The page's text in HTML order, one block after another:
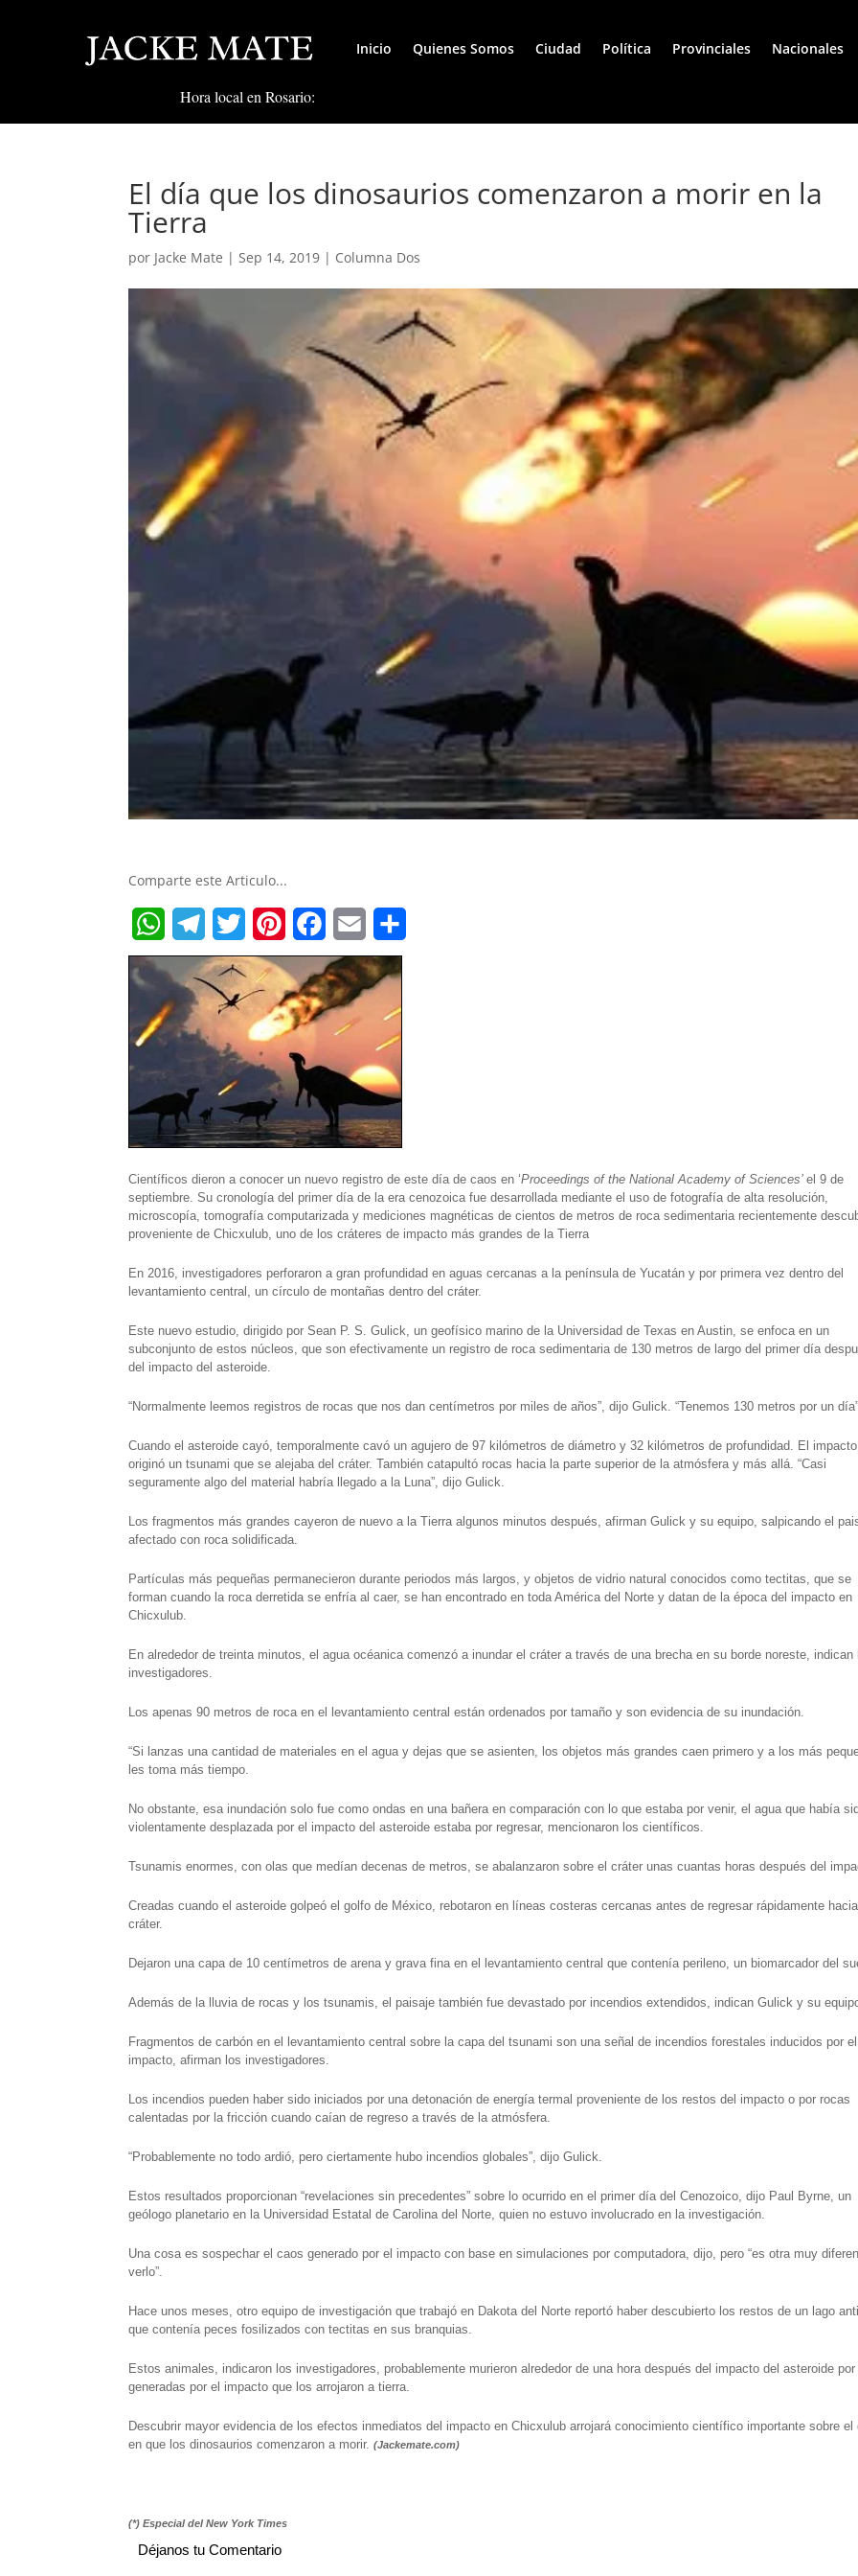
Inicio Quienes Somos Ciudad Política Provinciales Nacionales
Hora local en Rosario:
El día que los dinosaurios comenzaron a morir en la
Tierra
por Jacke Mate | Sep 14, 2019 | Columna Dos
Comparte este Articulo...
W
h
a
t
A
p
p
T
e
l
r
a
m
T
w
t
t
e
r
P
i
n
t
r
e
s
t
F
a
c
e
b
o
o
k
E
m
a
S
h
r
e
Científicos dieron a conocer un nuevo registro de este día de caos en ‘Proceedings of the National Academy of Sciences’el 9 de
septiembre. Su cronología del primer día de la era cenozoica fue desarrollada mediante el uso de fotografía de alta resolución,
microscopía, tomografía computarizada y mediciones magnéticas de cientos de metros de roca sedimentaria recientemente
proveniente de Chicxulub, uno de los cráteres de impacto más grandes de la Tierra
En 2016, investigadores perforaron a gran profundidad en aguas cercanas a la península de Yucatán y por primera vez dentro del
levantamiento central, un círculo de montañas dentro del cráter.
Este nuevo estudio, dirigido por Sean P. S. Gulick, un geofísico marino de la Universidad de Texas en Austin, se enfoca en un
subconjunto de estos núcleos, que son efectivamente un registro de roca sedimentaria de 130 metros de largo del primer día
del impacto del asteroide.
“Normalmente leemos registros de rocas que nos dan centímetros por miles de años”, dijo Gulick. “Tenemos 130 metros por un día”.
Cuando el asteroide cayó, temporalmente cavó un agujero de 97 kilómetros de diámetro y 32 kilómetros de profundidad. El impacto
originó un tsunami que se alejaba del cráter. También catapultó rocas hacia la parte superior de la atmósfera y más allá. “Casi
seguramente algo del material habría llegado a la Luna”, dijo Gulick.
Los fragmentos más grandes cayeron de nuevo a la Tierra algunos minutos después, afirman Gulick y su equipo, salpicando el
afectado con roca solidificada.
Partículas más pequeñas permanecieron durante periodos más largos, y objetos de vidrio natural conocidos como tectitas, que se
forman cuando la roca derretida se enfría al caer, se han encontrado en toda América del Norte y datan de la época del impacto en
Chicxulub.
En alrededor de treinta minutos, el agua océanica comenzó a inundar el cráter a través de una brecha en su borde noreste, indican
investigadores.
Los apenas 90 metros de roca en el levantamiento central están ordenados por tamaño y son evidencia de su inundación.
“Si lanzas una cantidad de materiales en el agua y dejas que se asienten, los objetos más grandes caen primero y a los más
les toma más tiempo.
No obstante, esa inundación solo fue como ondas en una bañera en comparación con lo que estaba por venir, el agua que había
violentamente desplazada por el impacto del asteroide estaba por regresar, mencionaron los científicos.
Tsunamis enormes, con olas que medían decenas de metros, se abalanzaron sobre el cráter unas cuantas horas después del
Creadas cuando el asteroide golpeó el golfo de México, rebotaron en líneas costeras cercanas antes de regresar rápidamente hacia
cráter.
Dejaron una capa de 10 centímetros de arena y grava fina en el levantamiento central que contenía perileno, un biomarcador del
Además de la lluvia de rocas y los tsunamis, el paisaje también fue devastado por incendios extendidos, indican Gulick y su
Fragmentos de carbón en el levantamiento central sobre la capa del tsunami son una señal de incendios forestales inducidos por el
impacto, afirman los investigadores.
Los incendios pueden haber sido iniciados por una detonación de energía termal proveniente de los restos del impacto o por rocas
calentadas por la fricción cuando caían de regreso a través de la atmósfera.
“Probablemente no todo ardió, pero ciertamente hubo incendios globales”, dijo Gulick.
Estos resultados proporcionan “revelaciones sin precedentes” sobre lo ocurrido en el primer día del Cenozoico, dijo Paul Byrne, un
geólogo planetario en la Universidad Estatal de Carolina del Norte, quien no estuvo involucrado en la investigación.
Una cosa es sospechar el caos generado por el impacto con base en simulaciones por computadora, dijo, pero “es otra muy
verlo”.
Hace unos meses, otro equipo de investigación que trabajó en Dakota del Norte reportó haber descubierto los restos de un lago
que contenía peces fosilizados con tectitas en sus branquias.
Estos animales, indicaron los investigadores, probablemente murieron alrededor de una hora después del impacto del asteroide por
generadas por el impacto que los arrojaron a tierra.
Descubrir mayor evidencia de los efectos inmediatos del impacto en Chicxulub arrojará conocimiento científico importante sobre el
en que los dinosaurios comenzaron a morir.(Jackemate.com)
(*) Especial del New York Times
Déjanos tu Comentario